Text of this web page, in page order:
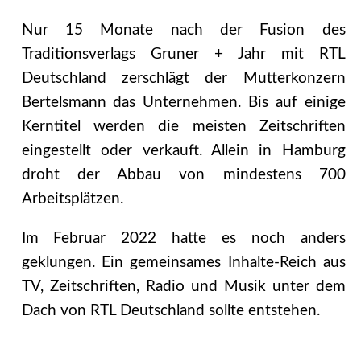
Nur 15 Monate nach der Fusion des
Traditionsverlags Gruner + Jahr mit RTL
Deutschland zerschlägt der Mutterkonzern
Bertelsmann das Unternehmen. Bis auf einige
Kerntitel werden die meisten Zeitschriften
eingestellt oder verkauft. Allein in Hamburg
droht der Abbau von mindestens 700
Arbeitsplätzen.
Im Februar 2022 hatte es noch anders
geklungen. Ein gemeinsames Inhalte-Reich aus
TV, Zeitschriften, Radio und Musik unter dem
Dach von RTL Deutschland sollte entstehen.